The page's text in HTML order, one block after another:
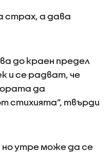
страх, а дава
до краен предел
и се радват, че
да
стихията”, твърди
но утре може да се